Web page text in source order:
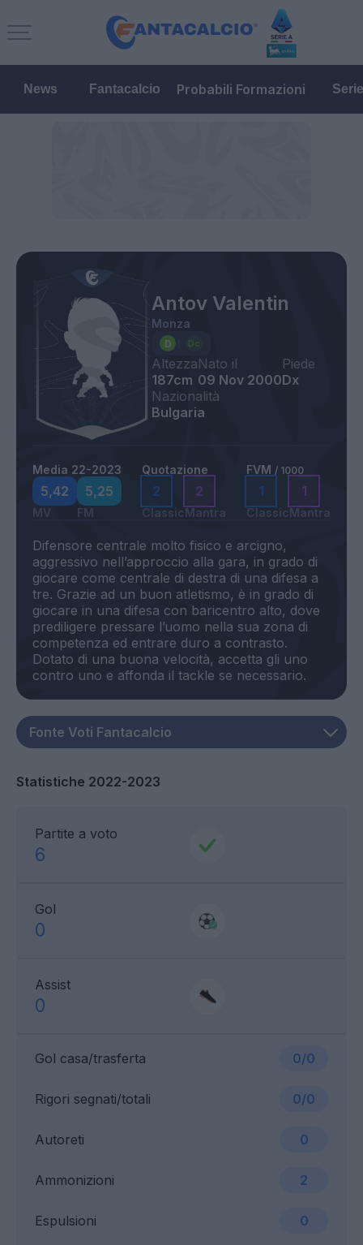
News Fantacalcio Probabili Formazioni
Antov Valentin
Monza
Altezza
187cm
Nato il
09 Nov 2000
Piede
Dx
Nazionalità
Bulgaria
Media 22-2023
5,42
MV
5,25
FM
Quotazione
2
Classic
2
Mantra
FVM / 1000
1
Classic
1
Mantra
Difensore centrale molto fisico e arcigno,
aggressivo nell’approccio alla gara, in grado di
giocare come centrale di destra di una difesa a
tre. Grazie ad un buon atletismo, è in grado di
giocare in una difesa con baricentro alto, dove
prediligere pressare l’uomo nella sua zona di
competenza ed entrare duro a contrasto.
Dotato di una buona velocità, accetta gli uno
Statistiche 2022-2023
Partite a voto
6
Gol
0
Assist
0
Gol casa/trasferta 0/0
Ammonizioni 2
Rigori segnati/totali 0/0
Espulsioni 0
Autoreti 0